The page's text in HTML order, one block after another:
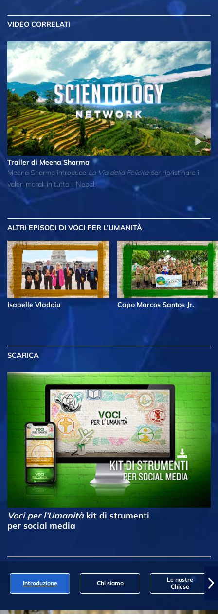
VIDEO CORRELATI
Trailer di Meena Sharma
Meena Sharma introduce La Via della Felicitàper ripristinare i
valori morali in tutto il Nepal.
ALTRI EPISODI DI VOCI PER L’UMANITÀ
Isabelle Vladoiu Capo Marcos Santos Jr.
SCARICA
Voci per l’Umanitàkit di strumenti
per social media
Introduzione Chi siamo
Le nostre
Chiese